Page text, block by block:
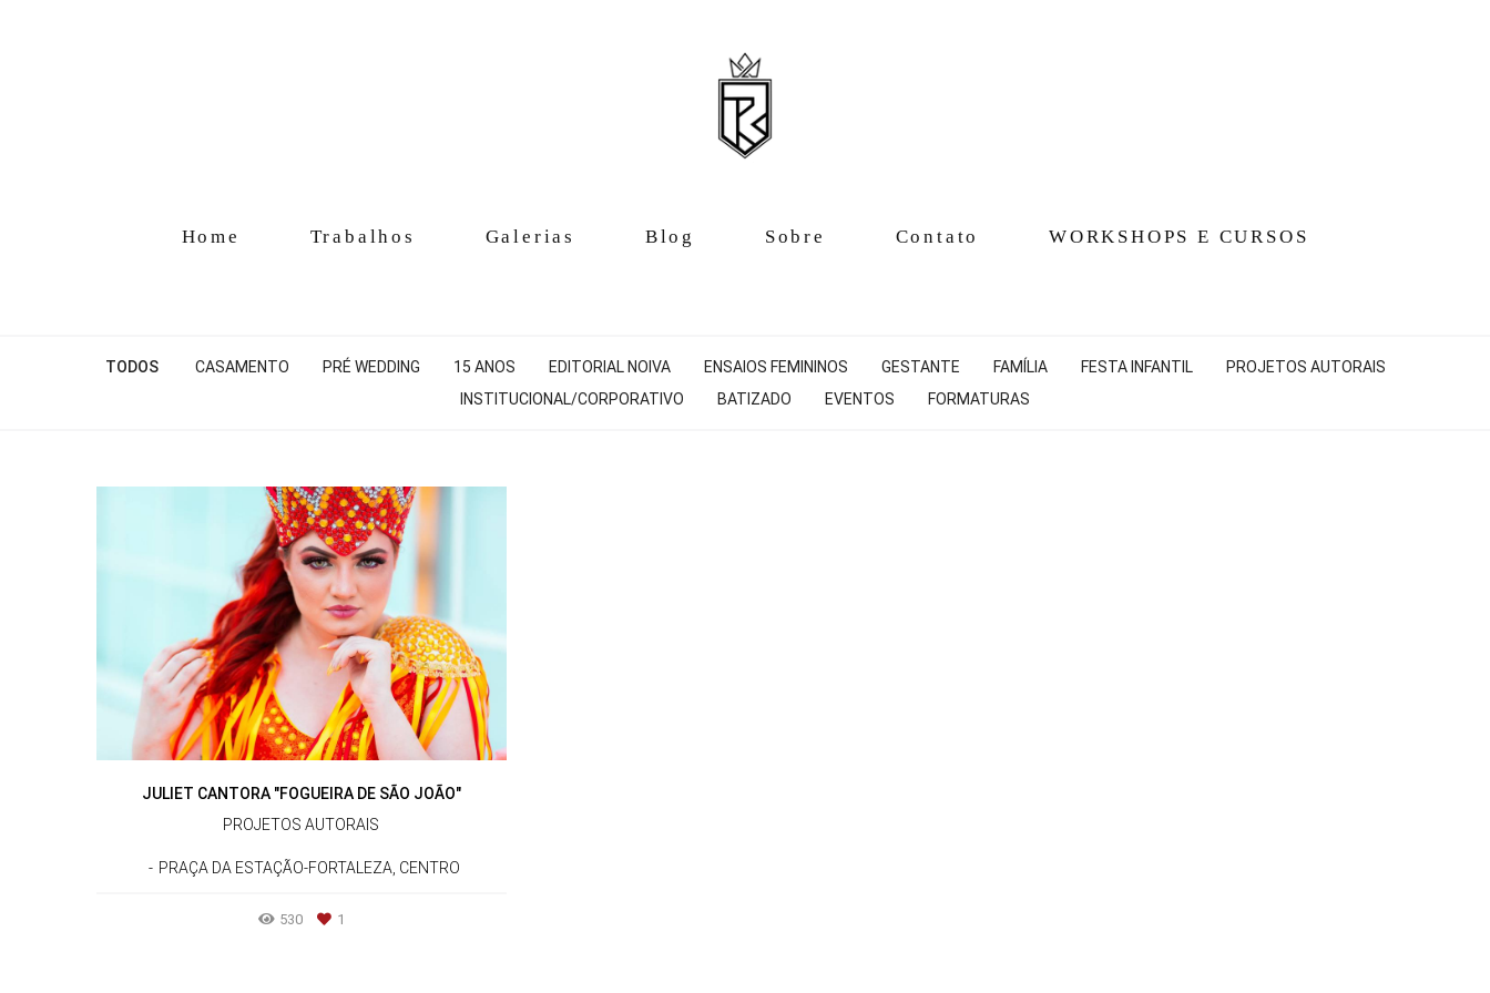
Home Trabalhos Galerias Blog Sobre Contato WORKSHOPS E CURSOS
TODOS CASAMENTO PRÉ WEDDING 15 ANOS EDITORIAL NOIVA ENSAIOS FEMININOS GESTANTE FAMÍLIA FESTA INFANTIL
PROJETOS AUTORAIS
INSTITUCIONAL/CORPORATIVO
BATIZADO EVENTOS FORMATURAS
JULIET CANTORA "FOGUEIRA DE SÃO JOÃO"
PROJETOS AUTORAIS
PRAÇA DA ESTAÇÃO-FORTALEZA, CENTRO
530 1